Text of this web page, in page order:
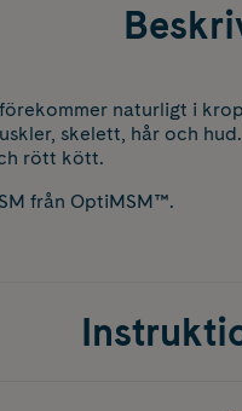
naturligt i
skelett, hår och
rött kött.
från OptiMSM™.